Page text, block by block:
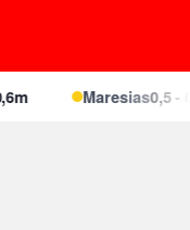
Maresias0,5 - 0,6m